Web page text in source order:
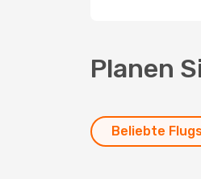
Planen
Beliebte